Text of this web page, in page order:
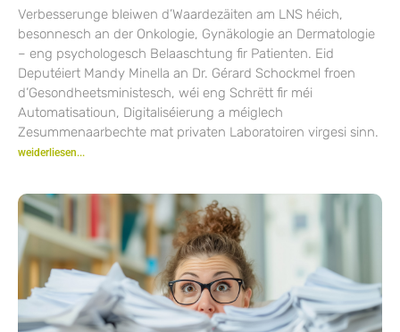
Verbesserunge bleiwen d’Waardezäiten am LNS héich,
besonnesch an der Onkologie, Gynäkologie an Dermatologie
– eng psychologesch Belaaschtung fir Patienten. Eid
Deputéiert Mandy Minella an Dr. Gérard Schockmel froen
d’Gesondheetsministesch, wéi eng Schrëtt fir méi
Automatisatioun, Digitaliséierung a méiglech
Zesummenaarbechte mat privaten Laboratoiren virgesi sinn.
weiderliesen...